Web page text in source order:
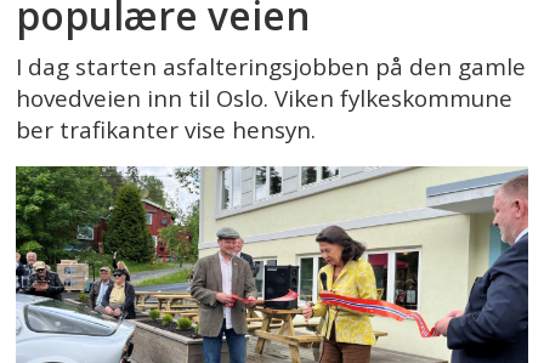
populære veien
I dag starten asfalteringsjobben på den gamle
hovedveien inn til Oslo. Viken fylkeskommune
ber trafikanter vise hensyn.